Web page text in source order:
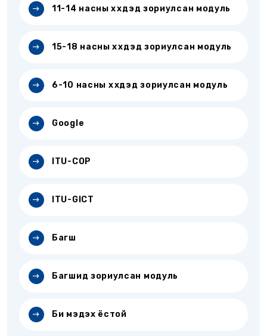
11-14 насны хүүхдэд зориулсан модуль
15-18 насны хүүхдэд зориулсан модуль
6-10 насны хүүхдэд зориулсан модуль
Google
ITU-COP
ITU-GICT
Багш
Багшид зориулсан модуль
Би мэдэх ёстой